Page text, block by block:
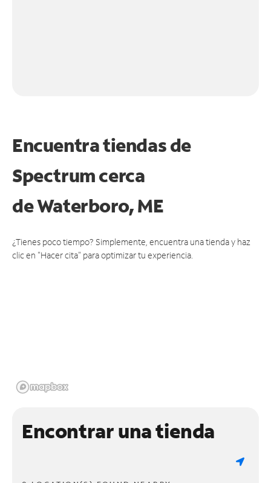
Encuentra tiendas de
Spectrum cerca
deWaterboro, ME
¿Tienes poco tiempo? Simplemente, encuentra una tienda y haz
clic en "Hacer cita" para optimizar tu experiencia.
Encontrar una tienda